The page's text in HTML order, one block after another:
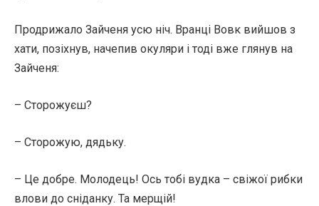
Продрижало Зайченя усю ніч. Вранці Вовк вийшов з
хати, позіхнув, начепив окуляри і тоді вже глянув на
Зайченя:
– Сторожуєш?
– Сторожую, дядьку.
– Це добре. Молодець! Ось тобі вудка – свіжої рибки
влови до сніданку. Та мерщій!